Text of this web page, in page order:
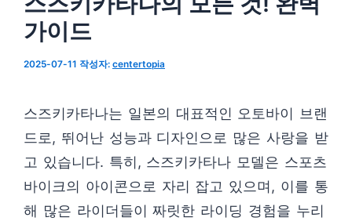
가이드
2025-07-11 작성자: centertopia
스즈키카타나는 일본의 대표적인 오토바이 브랜
드로, 뛰어난 성능과 디자인으로 많은 사랑을 받
고 있습니다. 특히, 스즈키카타나 모델은 스포츠
바이크의 아이콘으로 자리 잡고 있으며, 이를 통
해 많은 라이더들이 짜릿한 라이딩 경험을 누리